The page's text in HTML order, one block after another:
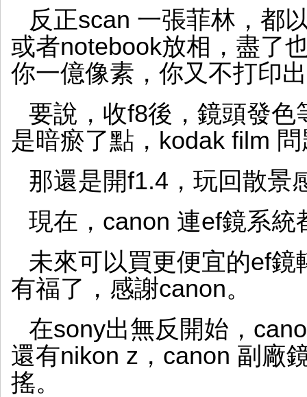
反正scan 一張菲林，都
或者notebook放相，盡了
你一億像素，你又不打印
要說，收f8後，鏡頭發
是暗瘀了點，kodak film
那還是開f1.4，玩回散景
現在，canon 連ef鏡系統
未來可以買更便宜的ef
有福了，感謝canon。
在sony出無反開始，
還有nikon z，canon 副廠
搖。